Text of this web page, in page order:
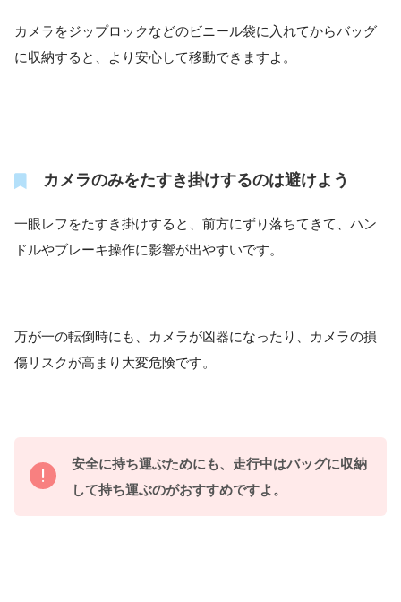
カメラをジップロックなどのビニール袋に入れてからバッグ
に収納すると、より安心して移動できますよ。
カメラのみをたすき掛けするのは避けよう
一眼レフをたすき掛けすると、前方にずり落ちてきて、ハン
ドルやブレーキ操作に影響が出やすいです。
万が一の転倒時にも、カメラが凶器になったり、カメラの損
傷リスクが高まり大変危険です。
安全に持ち運ぶためにも、走行中はバッグに収納
して持ち運ぶのがおすすめですよ。